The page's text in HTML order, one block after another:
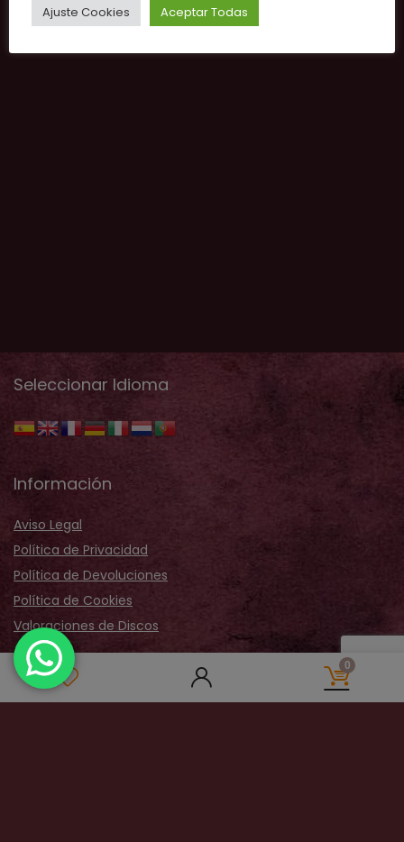
0
Seleccionar Idioma
Información
Aviso Legal
Política de Privacidad
Política de Devoluciones
Política de Cookies
Valoraciones de Discos
Acerca de Nosotros
Sobre Nosotros
Ajuste Cookies Aceptar Todas